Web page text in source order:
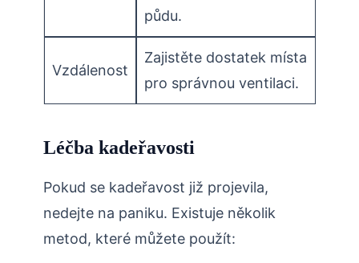
půdu.
Vzdálenost
Zajistěte dostatek místa
pro ⁣správnou ventilaci.
Léčba kadeřavosti
Pokud​ se kadeřavost již projevila,
nedejte na paniku. Existuje několik
metod, které můžete použít: